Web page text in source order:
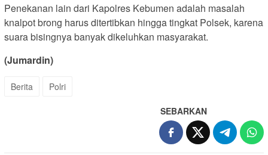
Penekanan lain dari Kapolres Kebumen adalah masalah
knalpot brong harus ditertibkan hingga tingkat Polsek, karena
suara bisingnya banyak dikeluhkan masyarakat.
(Jumardin)
Berita Polri
SEBARKAN